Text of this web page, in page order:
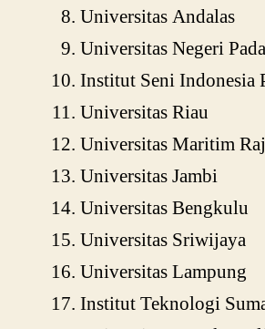
Universitas Andalas
Universitas Negeri
Institut Seni Indonesia
Universitas Riau
Universitas Maritim
Universitas Jambi
Universitas Bengkulu
Universitas Sriwijaya
Universitas Lampung
Institut Teknologi